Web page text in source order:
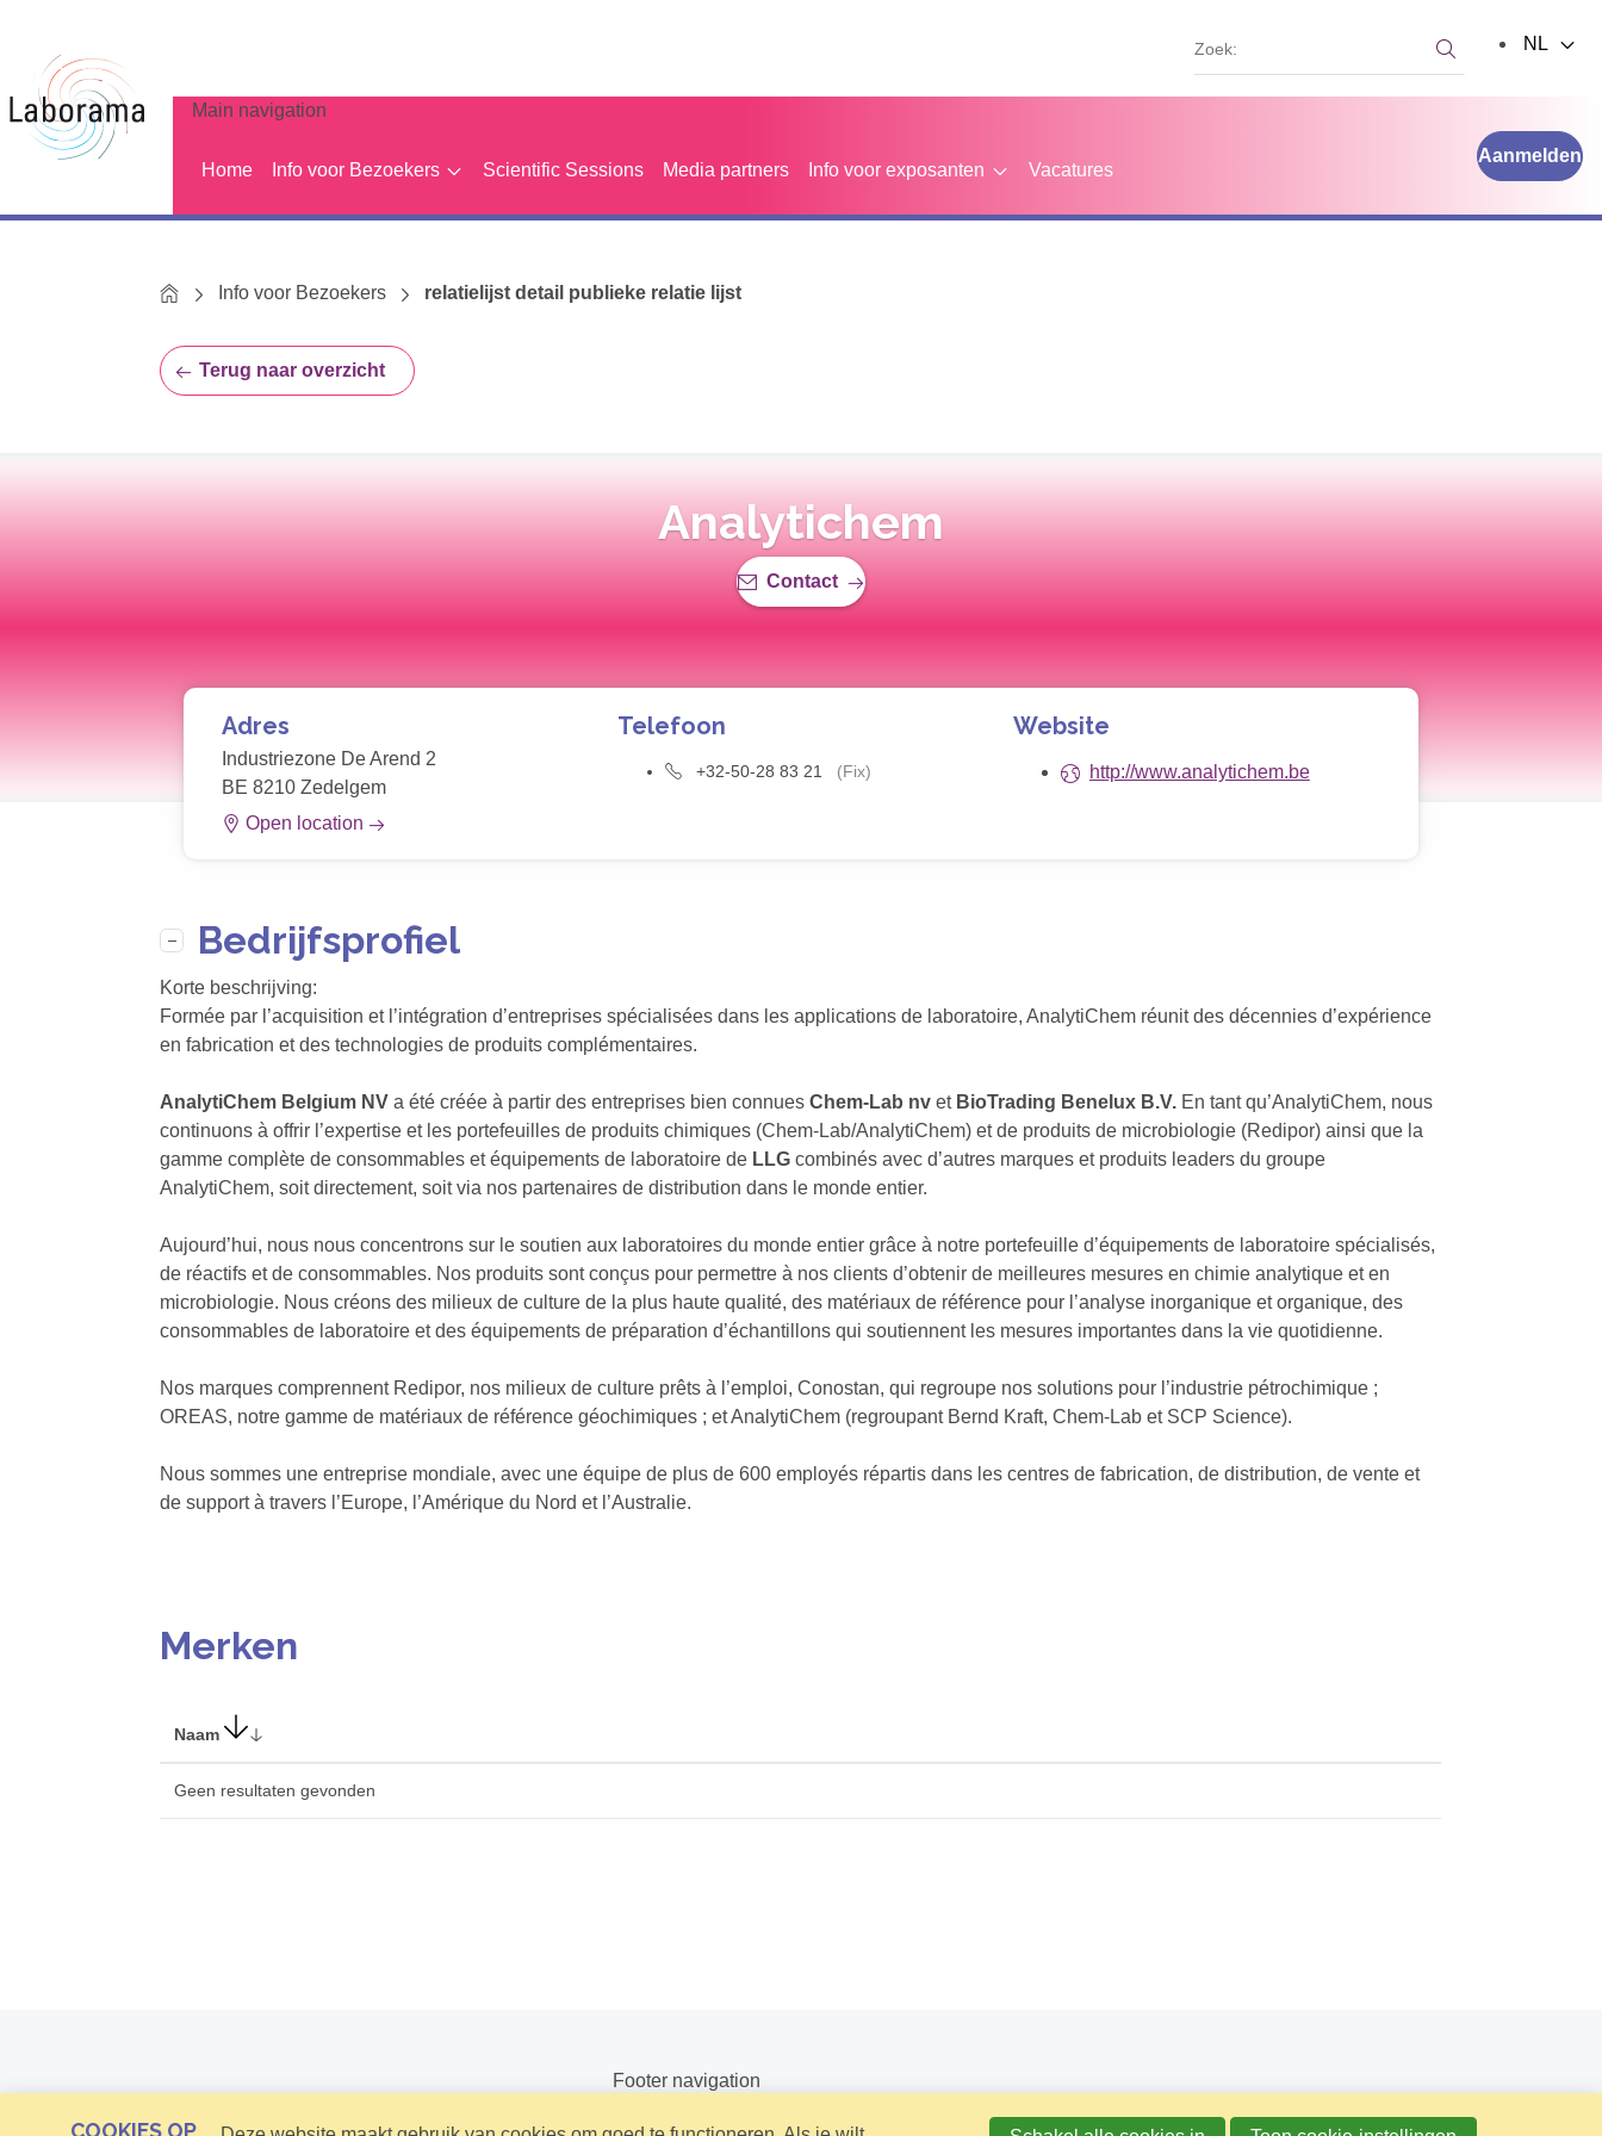
Main navigation
Home Info voor Bezoekers Scientific Sessions Media partners Info voor exposanten Vacatures
Aanmelden
Zoek:
NL
HomeInfo voor Bezoekers relatielijst detail publieke relatie lijst
Terug naar overzicht
Analytichem
Contact
Adres
Industriezone De Arend 2
BE 8210 Zedelgem
Open location
Telefoon
+32-50-28 83 21 (Fix)
Website
http://www.analytichem.be
Bedrijfsprofiel
Korte beschrijving:
Formée par l’acquisition et l’intégration d’entreprises spécialisées dans les applications de laboratoire, AnalytiChem réunit des décennies d’expérience
en fabrication et des technologies de produits complémentaires.
AnalytiChem Belgium NV a été créée à partir des entreprises bien connuesChem-Lab nv et BioTrading Benelux B.V. En tant qu’AnalytiChem, nous
continuons à offrir l’expertise et les portefeuilles de produits chimiques (Chem-Lab/AnalytiChem) et de produits de microbiologie (Redipor) ainsi que la
gamme complète de consommables et équipements de laboratoire de LLG combinés avec d’autres marques et produits leaders du groupe
AnalytiChem, soit directement, soit via nos partenaires de distribution dans le monde entier.
Aujourd’hui, nous nous concentrons sur le soutien aux laboratoires du monde entier grâce à notre portefeuille d’équipements de laboratoire spécialisés,
de réactifs et de consommables. Nos produits sont conçus pour permettre à nos clients d’obtenir de meilleures mesures en chimie analytique et en
microbiologie. Nous créons des milieux de culture de la plus haute qualité, des matériaux de référence pour l’analyse inorganique et organique, des
consommables de laboratoire et des équipements de préparation d’échantillons qui soutiennent les mesures importantes dans la vie quotidienne.
Nos marques comprennent Redipor, nos milieux de culture prêts à l’emploi, Conostan, qui regroupe nos solutions pour l’industrie pétrochimique ;
OREAS, notre gamme de matériaux de référence géochimiques ; et AnalytiChem (regroupant Bernd Kraft, Chem-Lab et SCP Science).
Nous sommes une entreprise mondiale, avec une équipe de plus de 600 employés répartis dans les centres de fabrication, de distribution, de vente et
de support à travers l’Europe, l’Amérique du Nord et l’Australie.
Merken
Naam
Geen resultaten gevonden
Footer navigation
COOKIES OP